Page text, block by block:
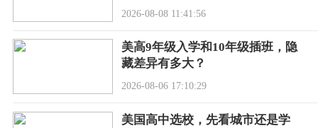
2026-08-08 11:41:56
美高9年级入学和10年级插班，隐
藏差异有多大？
2026-08-06 17:10:29
美国高中选校，先看城市还是学